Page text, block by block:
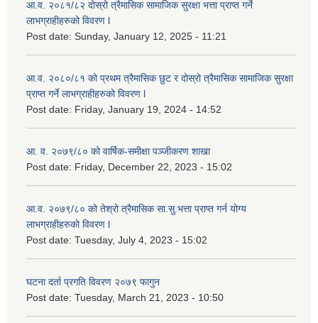
आ.व. २०८१/८२ दोस्रो त्रैमासिक सामाजिक सुरक्षा भत्ता प्राप्त गर्ने
लाभग्राहीहरुको विवरण l
Post date: Sunday, January 12, 2025 - 11:21
आ.व. २०८०/८१ को प्रथम त्रैमासिक छुट र दोस्रो त्रैमासिक सामाजिक सुरक्षा
प्राप्त गर्ने लाभग्राहीहरुको विवरण l
Post date: Friday, January 19, 2024 - 14:52
आ. व. २०७९/८० को वार्षिक-समीक्षा पञ्जीकरण शाखा
Post date: Friday, December 22, 2023 - 15:02
आ.व. २०७९/८० को तेश्रो त्रैमासिक सा.सु.भ‍त्ता प्राप्त गर्न योग्य
लाभग्राहीहरुको विवरण l
Post date: Tuesday, July 4, 2023 - 15:02
घटना दर्ता प्रगति विवरण २०७९ फागुन
Post date: Tuesday, March 21, 2023 - 10:50